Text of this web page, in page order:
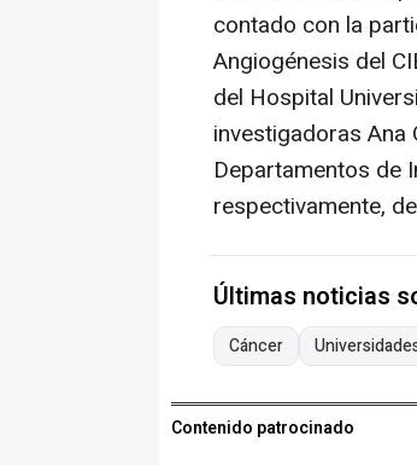
contado con la
Angiogénesis del
del Hospital
investigadoras
Departamentos de
respectivamente,
Últimas noticias
Cáncer
Contenido patrocinado